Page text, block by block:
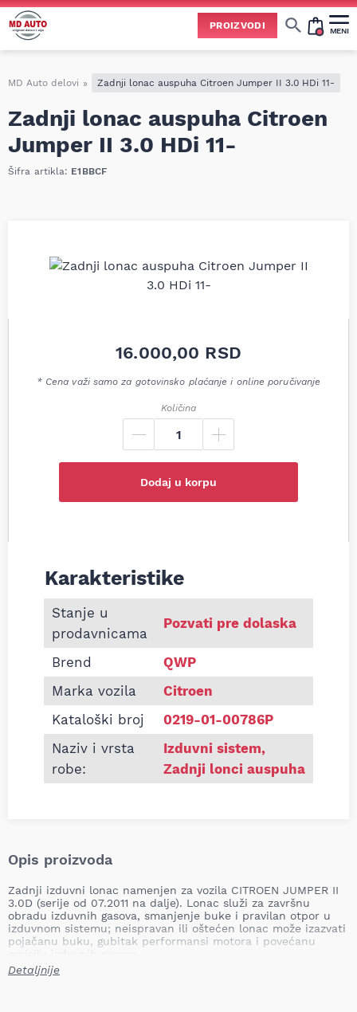
PROIZVODI MENI
MD Auto delovi » Zadnji lonac auspuha Citroen Jumper II 3.0 HDi 11-
Zadnji lonac auspuha Citroen
Jumper II 3.0 HDi 11-
Šifra artikla: E1BBCF
16.000,00 RSD
* Cena važi samo za gotovinsko plaćanje i online poručivanje
Količina
Dodaj u korpu
Informacije o Zadnji lonac auspuha Citroen
Karakteristike
Stanje u
prodavnicama
Pozvati pre dolaska
Brend
QWP
Marka vozila
Citroen
Kataloški broj
0219-01-00786P
Naziv i vrsta
robe:
Izduvni sistem,
Zadnji lonci auspuha
Opis proizvoda
Zadnji izduvni lonac namenjen za vozila CITROEN JUMPER II
3.0D (serije od 07.2011 na dalje). Lonac služi za završnu
obradu izduvnih gasova, smanjenje buke i pravilan otpor u
izduvnom sistemu; neispravan ili oštećen lonac može izazvati
pojačanu buku, gubitak performansi motora i povećanu
Mesto ugradnje: zadnji
Detaljnije